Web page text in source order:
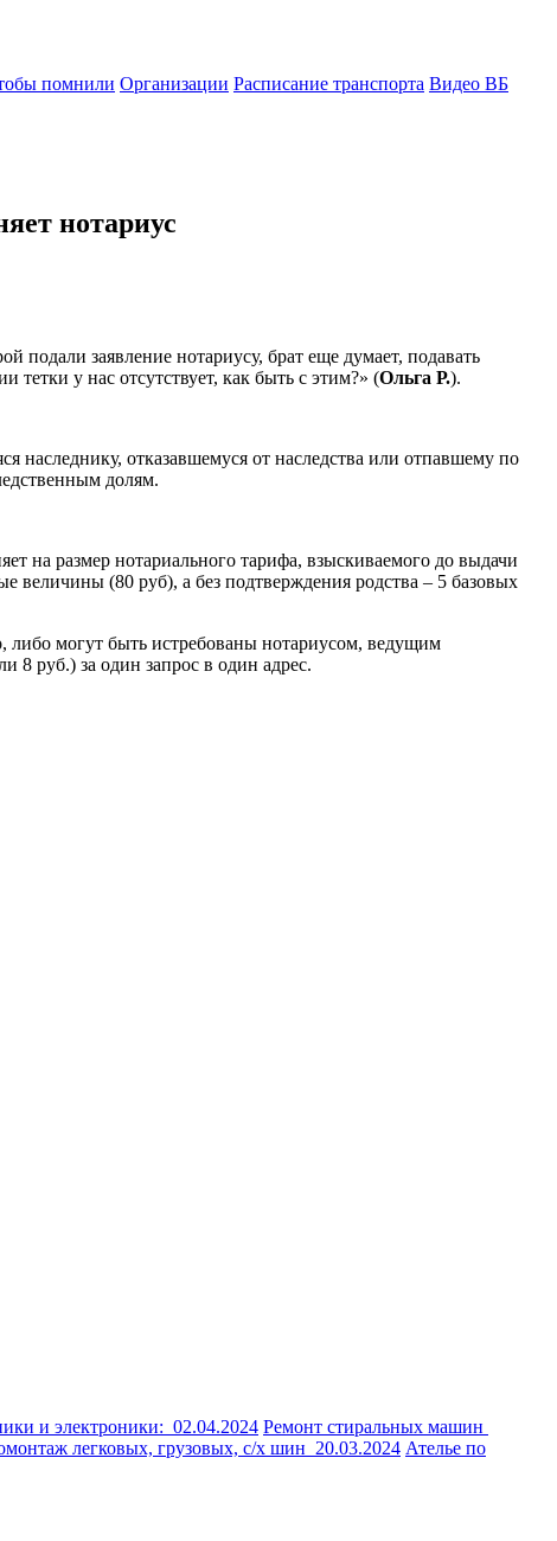
помнили Организации Расписание транспорта Видео ВБ
нотариус
подали заявление нотариусу, брат еще думает, подавать
тетки у нас отсутствует, как быть с этим?» (Ольга Р.).
наследнику, отказавшемуся от наследства или отпавшему по
долям.
на размер нотариального тарифа, взыскиваемого до выдачи
величины (80 руб), а без подтверждения родства – 5 базовых
либо могут быть истребованы нотариусом, ведущим
8 руб.) за один запрос в один адрес.
и электроники: 02.04.2024 Ремонт стиральных машин
легковых, грузовых, с/х шин 20.03.2024 Ателье по